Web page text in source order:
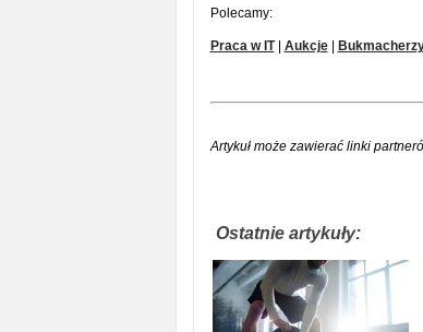
Polecamy:
Praca w IT| Aukcje|
Artykuł może zawierać linki
Ostatnie artykuły: